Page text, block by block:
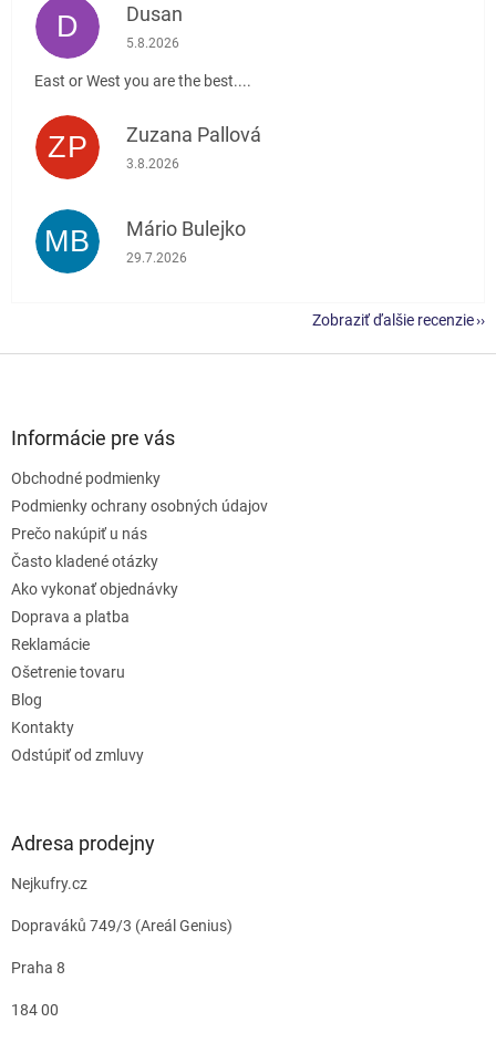
D Dusan
Hodnotenie obchodu je 5 z 5 hviezdičiek.
5.8.2026
East or West you are the best....
ZP Zuzana Pallová
Hodnotenie obchodu je 5 z 5 hviezdičiek.
3.8.2026
MB Mário Bulejko
Hodnotenie obchodu je 5 z 5 hviezdičiek.
29.7.2026
Zobraziť ďalšie recenzie
Informácie pre vás
Obchodné podmienky
Podmienky ochrany osobných údajov
Prečo nakúpiť u nás
Často kladené otázky
Ako vykonať objednávky
Doprava a platba
Reklamácie
Ošetrenie tovaru
Blog
Kontakty
Odstúpiť od zmluvy
Adresa prodejny
Nejkufry.cz
Dopraváků 749/3 (Areál Genius)
Praha 8
184 00